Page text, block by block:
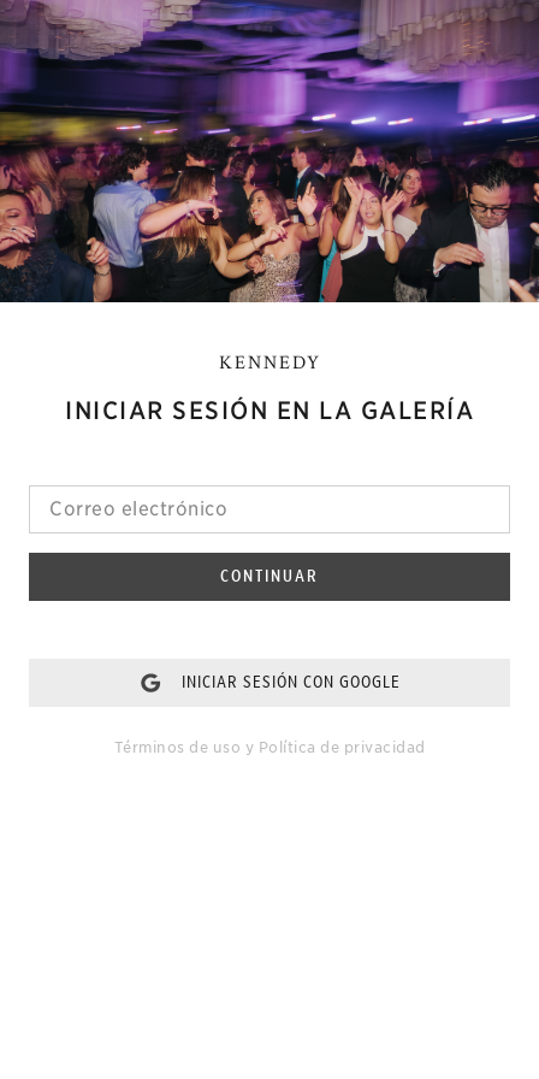
KENNEDY
INICIAR SESIÓN EN LA GALERÍA
CONTINUAR
INICIAR SESIÓN CON GOOGLE
Términos de uso y Política de privacidad